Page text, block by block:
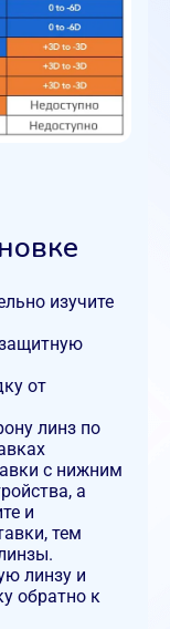
изучите
от
линз по
с нижним
а
и
тем
линзу и
обратно к